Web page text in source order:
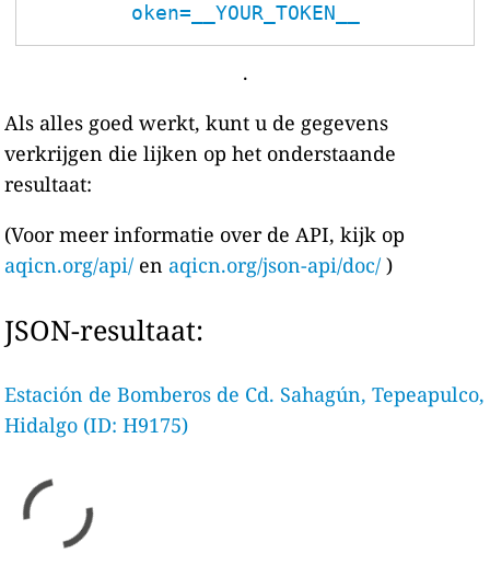
oken=__YOUR_TOKEN__
.
Als alles goed werkt, kunt u de gegevens
verkrijgen die lijken op het onderstaande
resultaat:
(Voor meer informatie over de API, kijk op
aqicn.org/api/ en aqicn.org/json-api/doc/ )
JSON-resultaat:
Estación de Bomberos de Cd. Sahagún, Tepeapulco,
Hidalgo (ID: H9175)